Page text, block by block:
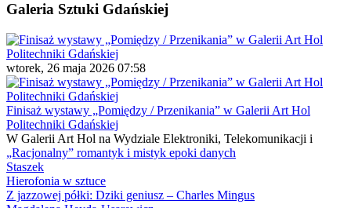
Galeria Sztuki Gdańskiej
wtorek, 26 maja 2026 07:58
Finisaż wystawy „Pomiędzy / Przenikania” w Galerii Art Hol
Politechniki Gdańskiej
W Galerii Art Hol na Wydziale Elektroniki, Telekomunikacji i
„Racjonalny” romantyk i mistyk epoki danych
Staszek
Hierofonia w sztuce
Z jazzowej półki: Dziki geniusz – Charles Mingus